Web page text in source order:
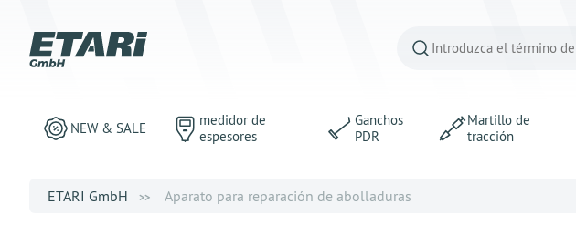
NEW & SALE
medidor de
espesores
Ganchos
PDR
Martillo de
tracción
ETARI GmbH Aparato para reparación de abolladuras